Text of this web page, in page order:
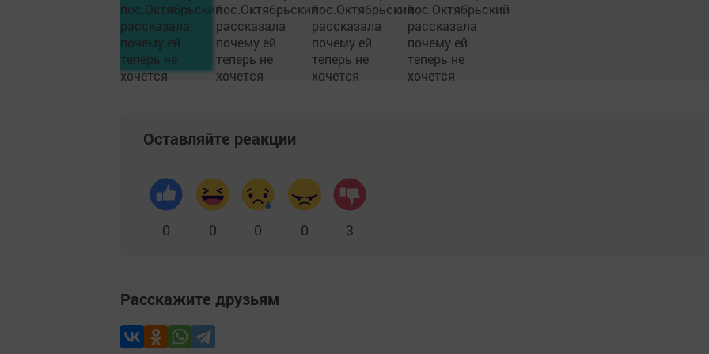
Оставляйте реакции
0 0 0 0 3
Расскажите друзьям